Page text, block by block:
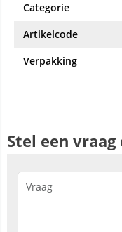
Categorie
Artikelcode
Verpakking
Stel een